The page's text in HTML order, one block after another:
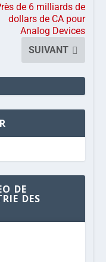
de 6 milliards de
dollars de CA pour
Analog Devices
SUIVANT
DE
DES